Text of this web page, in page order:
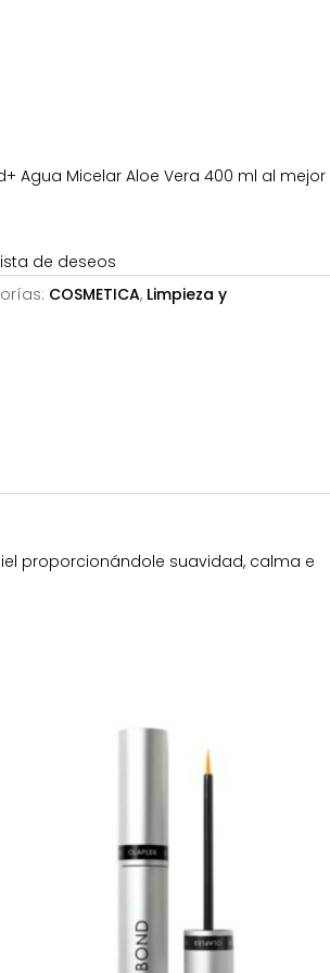
Agua Micelar Aloe Vera 400 ml al mejor
de deseos
COSMETICA, Limpieza y
proporcionándole suavidad, calma e